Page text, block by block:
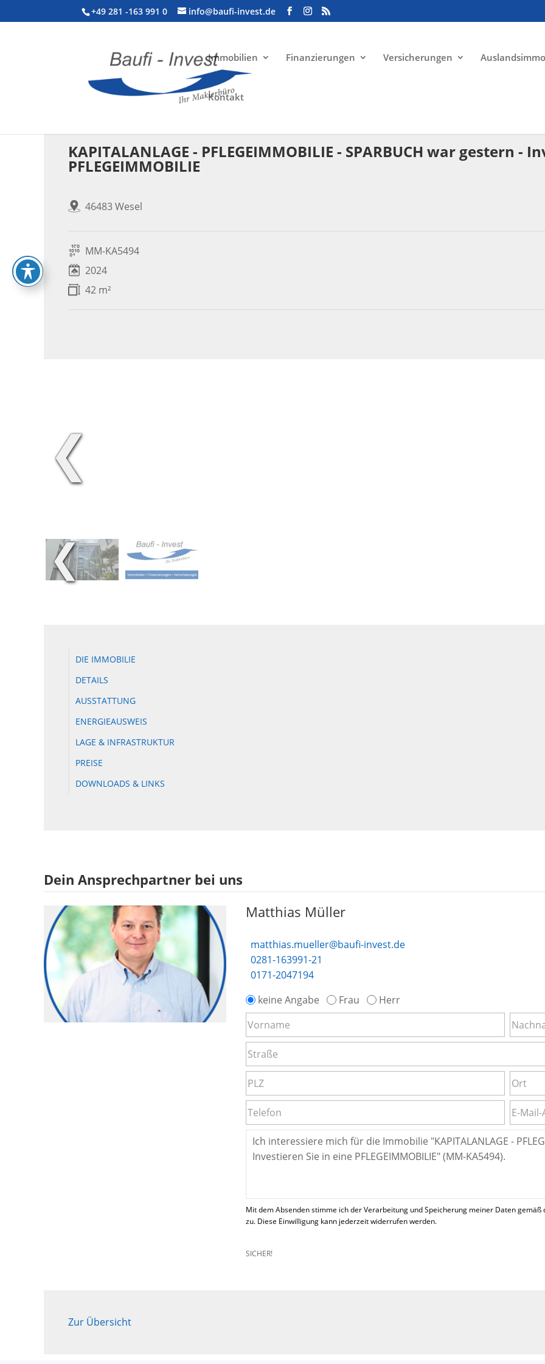
+49 281 -163 991 0 info@baufi-invest.de
Immobilien Finanzierungen Versicherungen
Kontakt
KAPITALANLAGE - PFLEGEIMMOBILIE - SPARBUCH war gestern -
PFLEGEIMMOBILIE
46483 Wesel
MM-KA5494
2024
42 m²
❮
❮
DIE IMMOBILIE
DETAILS
AUSSTATTUNG
ENERGIEAUSWEIS
LAGE & INFRASTRUKTUR
PREISE
DOWNLOADS & LINKS
Dein Ansprechpartner bei uns
Matthias Müller
matthias.mueller@baufi-invest.de
0281-163991-21
0171-2047194
keine Angabe
Frau Herr
Mit dem Absenden stimme ich der Verarbeitung und Speicherung meiner Daten
zu. Diese Einwilligung kann jederzeit widerrufen werden.
SICHER!
Zur Übersicht